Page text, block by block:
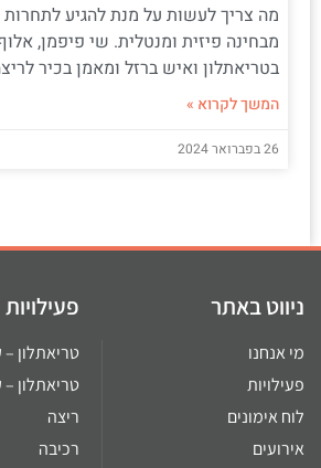
מה צריך לעשות על מנת להגיע
מבחינה פיזית ומנטלית. שי פיפמן,
בטריאתלון ואיש ברזל ומאמן בכיר
המשך לקרוא »
26 בפברואר 2024
ניווט באתר
מי אנחנו
פעילויות
לוח אימונים
אירועים
פעילויות
טריאתלון
טריאתלון
ריצה
רכיבה